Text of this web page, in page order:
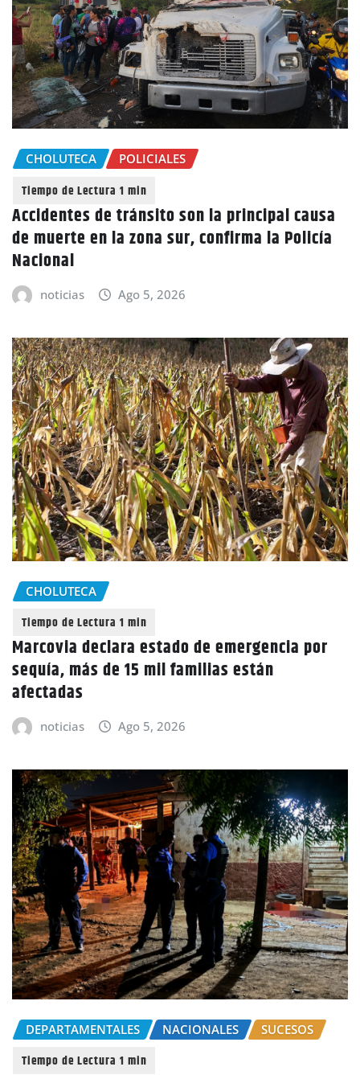
CHOLUTECA POLICIALES
Accidentes de tránsito son la principal causa
de muerte en la zona sur, confirma la Policía
Nacional
noticias Ago 5, 2026
CHOLUTECA
Marcovia declara estado de emergencia por
sequía, más de 15 mil familias están
afectadas
noticias Ago 5, 2026
DEPARTAMENTALES NACIONALES SUCESOS